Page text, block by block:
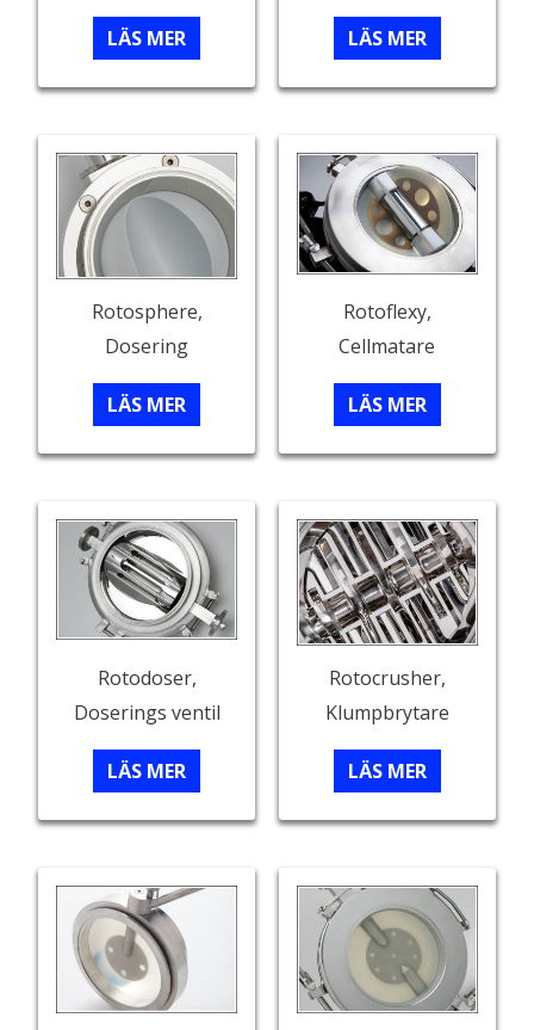
LÄS MER LÄS MER
Rotosphere,
Dosering
LÄS MER
Rotoflexy,
Cellmatare
LÄS MER
Rotodoser,
Doserings ventil
LÄS MER
Rotocrusher,
Klumpbrytare
LÄS MER